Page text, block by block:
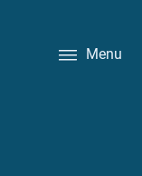
Menu